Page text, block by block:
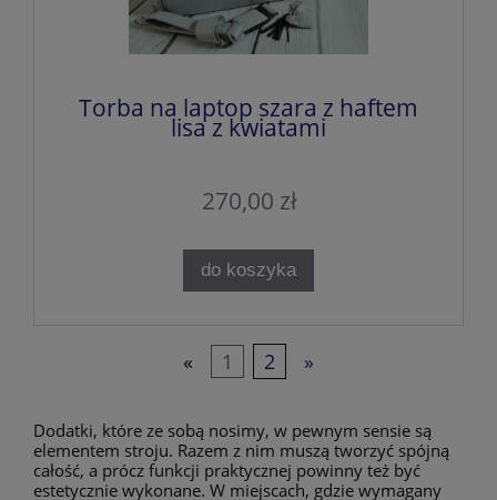
Torba na laptop szara z haftem
lisa z kwiatami
270,00 zł
do koszyka
« 1 2 »
Dodatki, które ze sobą nosimy, w pewnym sensie są
elementem stroju. Razem z nim muszą tworzyć spójną
całość, a prócz funkcji praktycznej powinny też być
estetycznie wykonane. W miejscach, gdzie wymagany